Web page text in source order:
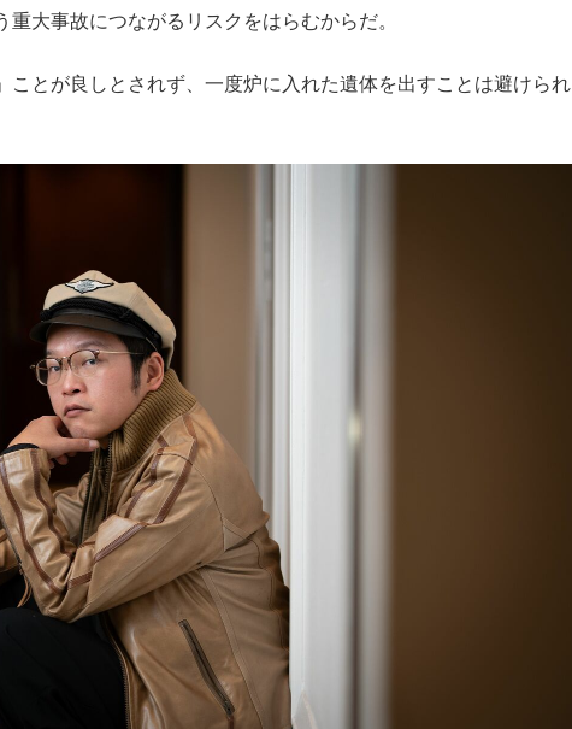
大事故につながるリスクをはらむからだ。
とが良しとされず、一度炉に入れた遺体を出すことは避けられ